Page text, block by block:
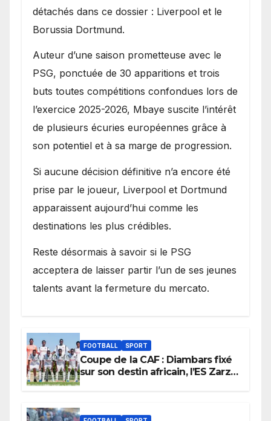
détachés dans ce dossier : Liverpool et le
Borussia Dortmund.
Auteur d’une saison prometteuse avec le
PSG, ponctuée de 30 apparitions et trois
buts toutes compétitions confondues lors de
l’exercice 2025-2026, Mbaye suscite l’intérêt
de plusieurs écuries européennes grâce à
son potentiel et à sa marge de progression.
Si aucune décision définitive n’a encore été
prise par le joueur, Liverpool et Dortmund
apparaissent aujourd’hui comme les
destinations les plus crédibles.
Reste désormais à savoir si le PSG
acceptera de laisser partir l’un de ses jeunes
talents avant la fermeture du mercato.
FOOTBALL SPORT
Coupe de la CAF : Diambars fixé
sur son destin africain, l’ES Zarzis